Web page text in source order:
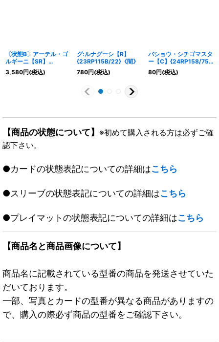
〔状態B〕アーテル・ゴ
ルギーニ【SR】
{23RP33A/20}《闇》
3,580円(税込)
グ:ルナグーシ【R】
{23RP115B/22}《闇》
780円(税込)
バショウ・シチゴマスタ
ー【C】{24RP158/75}
《水》
80円(税込)
【商品の状態について】 ※初めて購入される方は必ずご確
認下さい。
●カードの状態表記についての詳細はこちら
●スリーブの状態表記についての詳細はこちら
●プレイマットの状態表記についての詳細はこちら
【商品名と商品画像について】
商品名に記載されている型番の商品を発送させていた
だいております。
一部、写真とカードの型番が異なる商品がありますの
で、購入の際必ず商品の型番をご確認下さい。